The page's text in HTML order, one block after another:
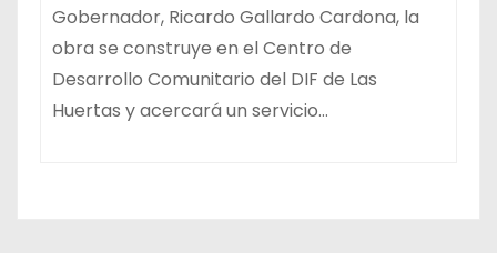
Gobernador, Ricardo Gallardo Cardona, la
obra se construye en el Centro de
Desarrollo Comunitario del DIF de Las
Huertas y acercará un servicio…